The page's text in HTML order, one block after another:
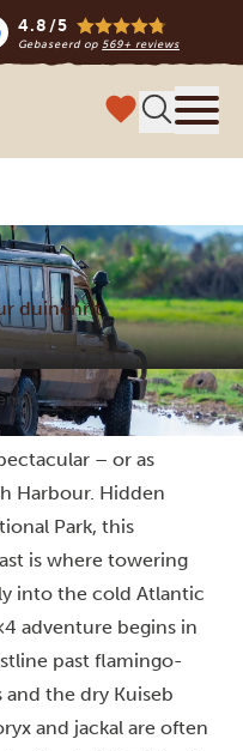
4.8/5
Gebaseerd op569+ reviews
duinenrit
– or as
Harbour. Hidden
Park, this
is where towering
into the cold Atlantic
adventure begins in
past flamingo-
the dry Kuiseb
and jackal are often